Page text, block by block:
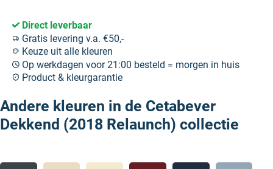
Direct leverbaar
Gratis levering v.a. €50,-
Keuze uit alle kleuren
Op werkdagen voor 21:00 besteld = morgen in huis
Product & kleurgarantie
Andere kleuren in de Cetabever
Dekkend (2018 Relaunch) collectie